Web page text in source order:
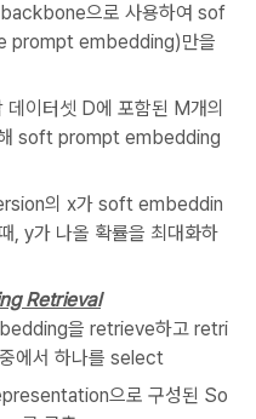
으로 사용하여 sof
prompt embedding)만을
이터셋 D에 포함된 M개의
soft prompt embedding
의 x가 soft embeddin
, y가 나올 확률을 최대화하
Retrieval
을 retrieve하고 retri
에서 하나를 select
으로 구성된 So